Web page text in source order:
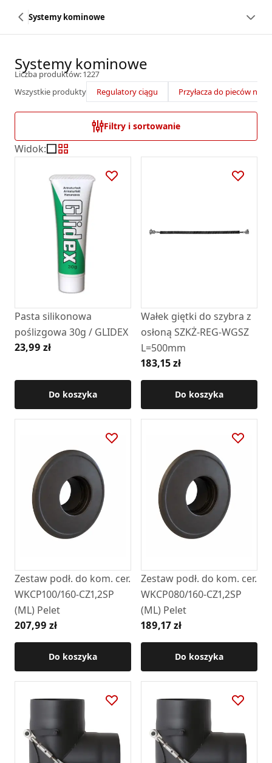
Systemy kominowe
Systemy kominowe
Liczba produktów: 1227
Wszystkie produkty
Regulatory ciągu Przyłacza do pieców na
Filtry i sortowanie
Widok:
Pasta silikonowa
poślizgowa 30g / GLIDEX
23,99 zł
Do koszyka
Wałek giętki do szybra z
osłoną SZKŻ-REG-WGSZ
L=500mm
183,15 zł
Do koszyka
Zestaw podł. do kom. cer.
WKCP100/160-CZ1,2SP
(ML) Pelet
207,99 zł
Do koszyka
Zestaw podł. do kom. cer.
WKCP080/160-CZ1,2SP
(ML) Pelet
189,17 zł
Do koszyka